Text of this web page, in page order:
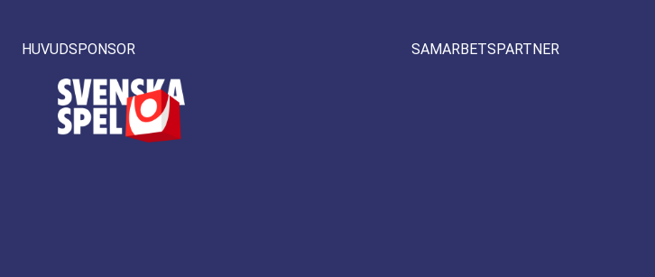
HUVUDSPONSOR SAMARBETSPARTNER